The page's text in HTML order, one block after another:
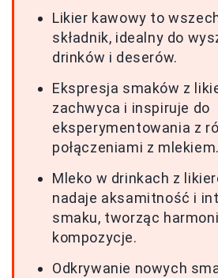
Likier kawowy to
składnik, idealny do
drinków i deserów.
Ekspresja smaków z
zachwyca i inspiruje do
eksperymentowania z
połączeniami z mlekiem.
Mleko w drinkach z
nadaje aksamitność i
smaku, tworząc
kompozycje.
Odkrywanie nowych